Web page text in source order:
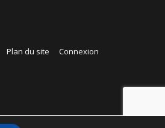
Plan du site Connexion